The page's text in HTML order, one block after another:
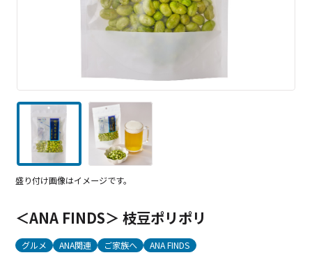
盛り付け画像はイメージです。
＜ANA FINDS＞ 枝豆ポリポリ
グルメ ANA関連 ご家族へ ANA FINDS